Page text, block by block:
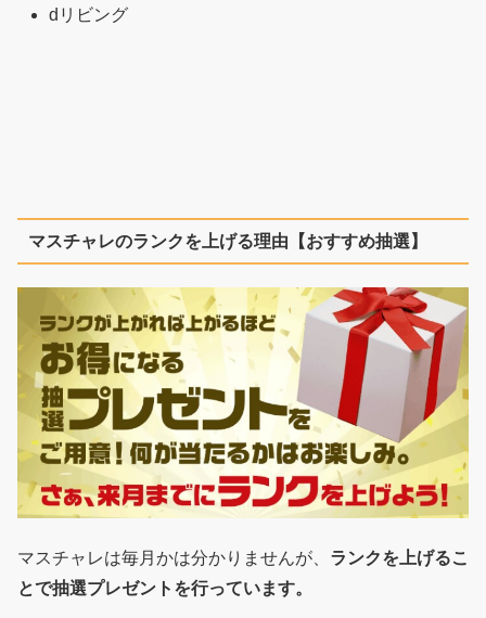
dリビング
マスチャレのランクを上げる理由【おすすめ抽選】
マスチャレは毎月かは分かりませんが、 ランクを上げるこ
とで抽選プレゼントを行っています。